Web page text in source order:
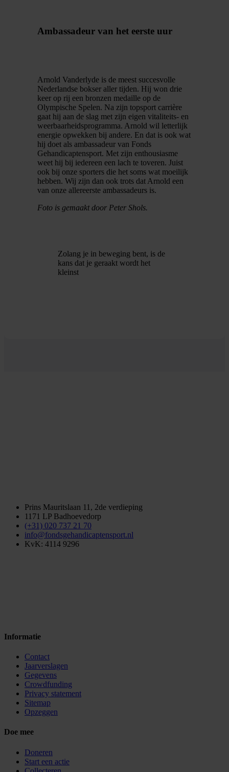
Ambassadeur van het eerste uur
Arnold Vanderlyde is de meest succesvolle
Nederlandse bokser aller tijden. Hij won drie
keer op rij een bronzen medaille op de
Olympische Spelen. Na zijn topsport carrière
gaat hij aan de slag met zijn eigen vitaliteits- en
weerbaarheidsprogramma. Arnold wil letterlijk
energie opwekken bij andere. En dat is ook wat
hij doet als ambassadeur van Fonds
Gehandicaptensport. Met zijn enthousiasme
weet hij bij iedereen een lach te toveren. Juist
ook bij onze sporters die het soms wat moeilijk
hebben. Wij zijn dan ook trots dat Arnold een
van onze allereerste ambassadeurs is.
Foto is gemaakt door Peter Shols.
Zolang je in beweging bent, is de
kans dat je geraakt wordt het
kleinst
Prins Mauritslaan 11, 2de verdieping
1171 LP Badhoevedorp
(+31) 020 737 21 70
info@fondsgehandicaptensport.nl
KvK: 4114 9296
Informatie
Contact
Jaarverslagen
Gegevens
Crowdfunding
Privacy statement
Sitemap
Opzeggen
Doe mee
Doneren
Start een actie